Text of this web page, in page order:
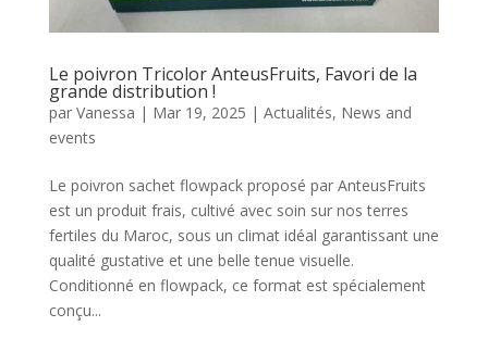
Le poivron Tricolor AnteusFruits, Favori de la
grande distribution !
par Vanessa | Mar 19, 2025 | Actualités, News and
events
Le poivron sachet flowpack proposé par AnteusFruits
est un produit frais, cultivé avec soin sur nos terres
fertiles du Maroc, sous un climat idéal garantissant une
qualité gustative et une belle tenue visuelle.
Conditionné en flowpack, ce format est spécialement
conçu...